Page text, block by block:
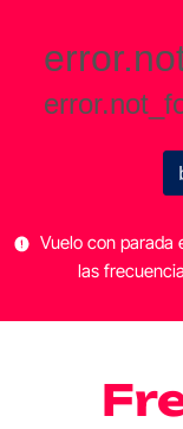
Vuelo con parada
las